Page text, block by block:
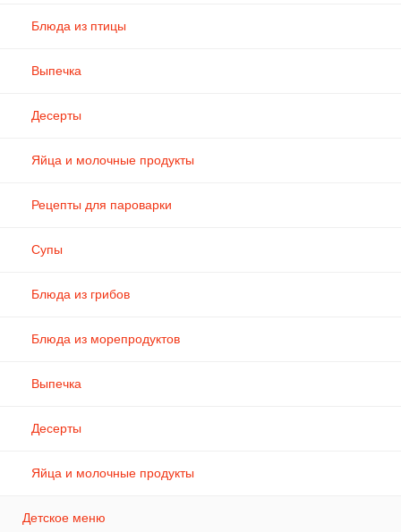
Блюда из птицы
Выпечка
Десерты
Яйца и молочные продукты
Рецепты для пароварки
Супы
Блюда из грибов
Блюда из морепродуктов
Выпечка
Десерты
Яйца и молочные продукты
Детское меню